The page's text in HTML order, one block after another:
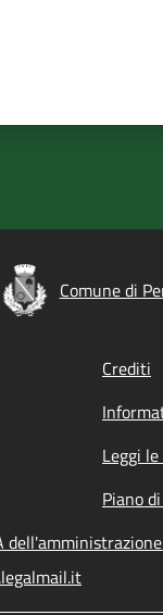
Comune di
Crediti
Leggi le
Piano